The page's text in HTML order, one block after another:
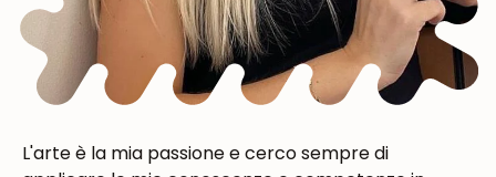
L'arte è la mia passione e cerco sempre di